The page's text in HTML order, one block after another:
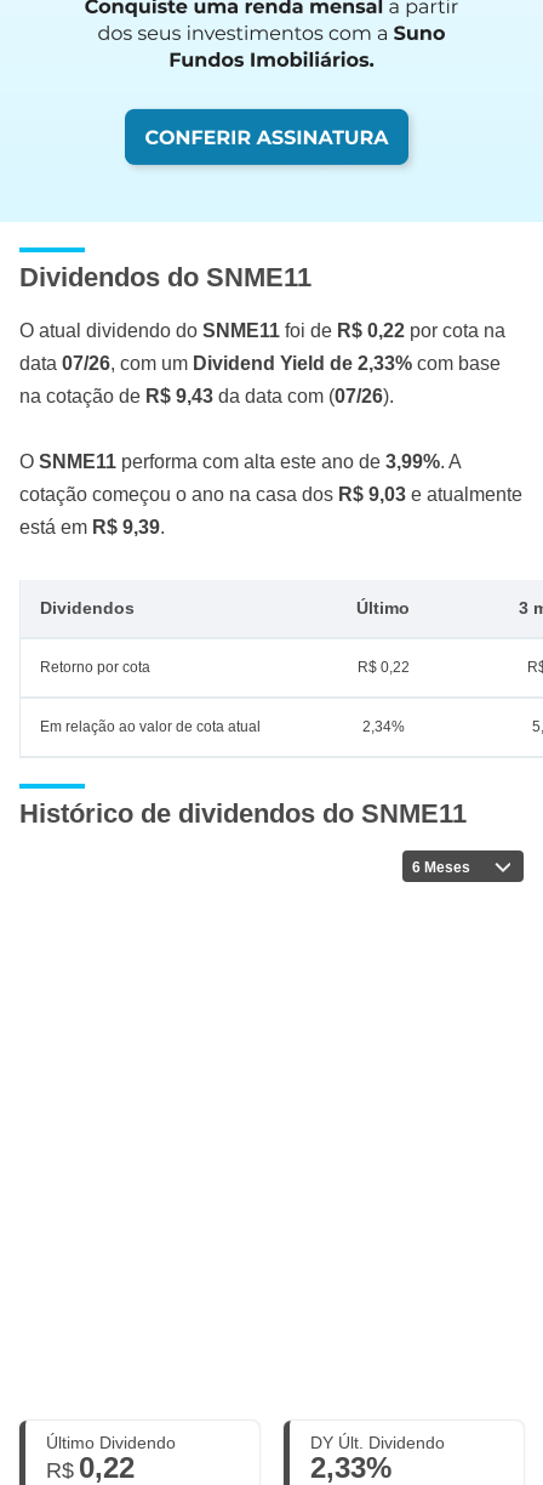
Dividendos do SNME11
O atual dividendo do SNME11 foi de R$ 0,22 por cota na
data 07/26, com um Dividend Yield de 2,33% com base
na cotação de R$ 9,43 da data com (07/26).
O SNME11 performa com alta este ano de 3,99%. A
cotação começou o ano na casa dos R$ 9,03 e atualmente
está em R$ 9,39.
Dividendos Último 3
Retorno por cota R$ 0,22
Em relação ao valor de cota atual 2,34%
Histórico de dividendos do SNME11
6 Meses
Último Dividendo
R$ 0,22
DY Últ. Dividendo
2,33%